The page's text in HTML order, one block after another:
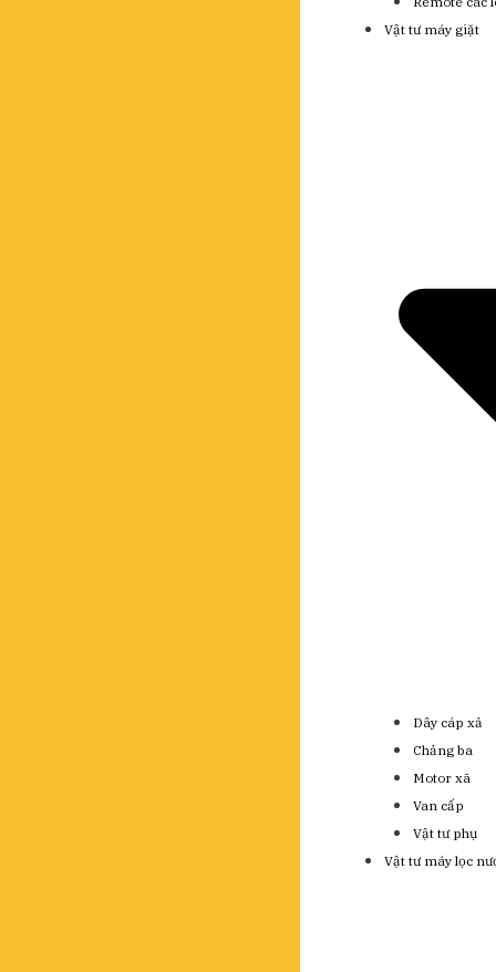
Vật tư máy giặt
Dây cáp xả
Chảng ba
Motor xã
Van cấp
Vật tư phụ
Vật tư máy lọc